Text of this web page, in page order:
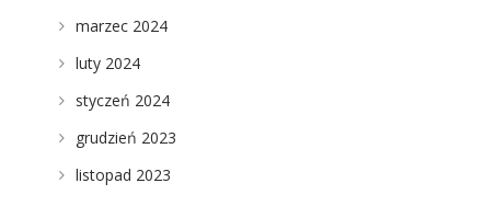
marzec 2024
luty 2024
styczeń 2024
grudzień 2023
listopad 2023